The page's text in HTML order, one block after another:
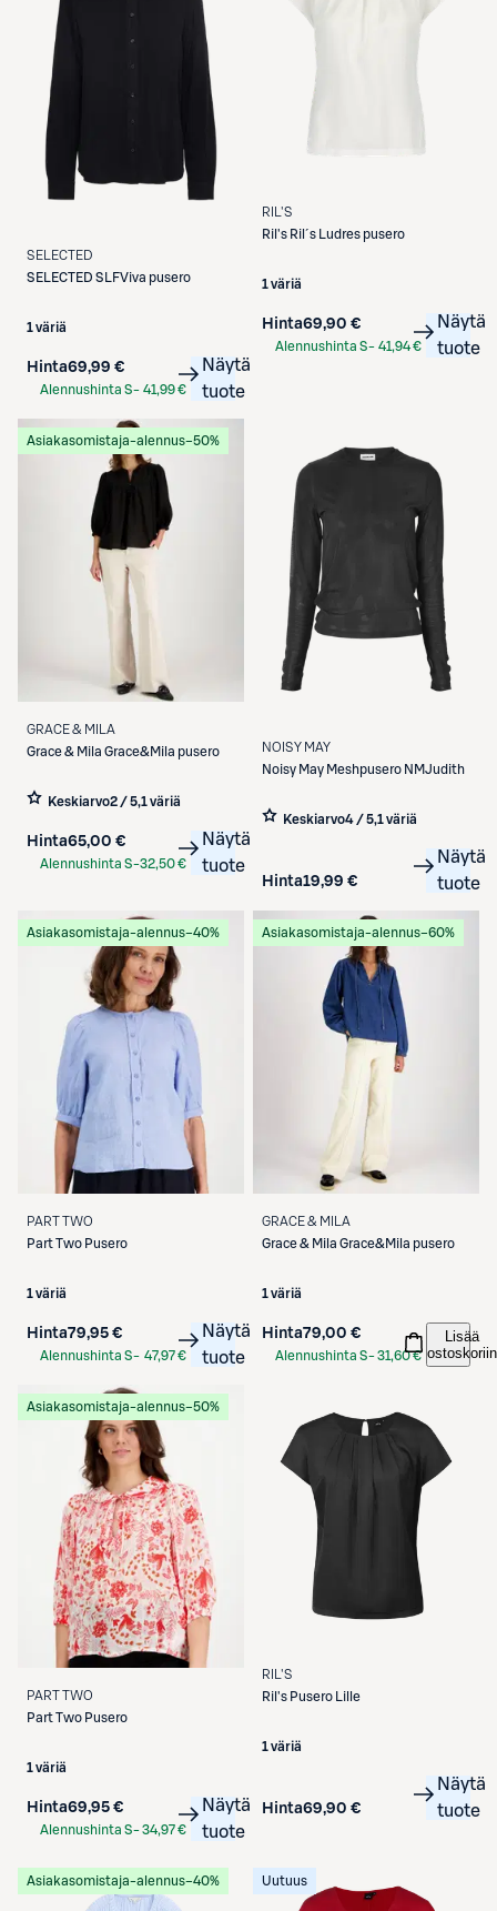
SELECTED
SELECTED SLFViva pusero
1 väriä
Hinta69,99 €
Alennushinta S- 41,99 €
Näytä
tuote
RIL'S
Ril's Ril´s Ludres pusero
1 väriä
Hinta69,90 €
Alennushinta S- 41,94 €
Näytä
tuote
Asiakasomistaja-alennus−50%
GRACE & MILA
Grace & Mila Grace&Mila pusero
Keskiarvo2 / 5,1 väriä
Hinta65,00 €
Alennushinta S-32,50 €
Näytä
tuote
NOISY MAY
Noisy May Meshpusero NMJudith
Keskiarvo4 / 5,1 väriä
Hinta19,99 €
Näytä
tuote
Asiakasomistaja-alennus−40%
PART TWO
Part Two Pusero
1 väriä
Hinta79,95 €
Alennushinta S- 47,97 €
Näytä
tuote
Asiakasomistaja-alennus−60%
GRACE & MILA
Grace & Mila Grace&Mila pusero
1 väriä
Hinta79,00 €
Alennushinta S-31,60 €
Lisää
ostoskoriin
Asiakasomistaja-alennus−50%
PART TWO
Part Two Pusero
1 väriä
Hinta69,95 €
Alennushinta S-34,97 €
Näytä
tuote
RIL'S
Ril's Pusero Lille
1 väriä
Hinta69,90 €
Näytä
tuote
Asiakasomistaja-alennus−40% Uutuus